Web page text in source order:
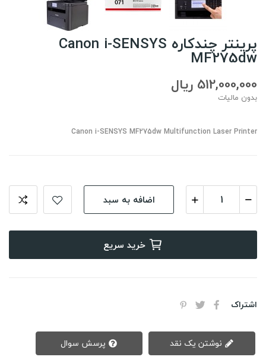
پرینتر چندکاره Canon i-SENSYS
MF275dw
512,000,000 ریال
بدون مالیات
Canon i-SENSYS MF275dw Multifunction Laser Printer
اضافه به سبد
خرید سریع
اشتراک